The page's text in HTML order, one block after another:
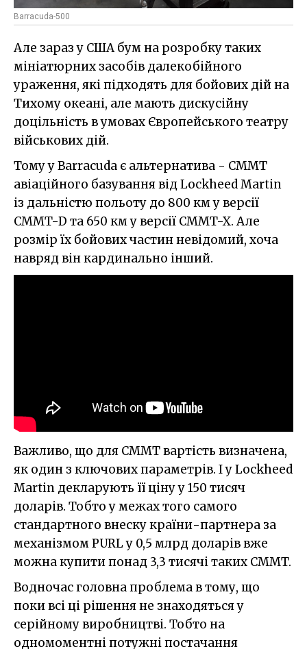
Barracuda-500
Але зараз у США бум на розробку таких
мініатюрних засобів далекобійного
ураження, які підходять для бойових дій на
Тихому океані, але мають дискусійну
доцільність в умовах Європейського театру
військових дій.
Тому у Barracuda є альтернатива - CMMT
авіаційного базування від Lockheed Martin
із дальністю польоту до 800 км у версії
CMMT-D та 650 км у версії CMMT-X. Але
розмір їх бойових частин невідомий, хоча
навряд він кардинально інший.
Важливо, що для CMMT вартість визначена,
як один з ключових параметрів. І у Lockheed
Martin декларують її ціну у 150 тисяч
доларів. Тобто у межах того самого
стандартного внеску країни-партнера за
механізмом PURL у 0,5 млрд доларів вже
можна купити понад 3,3 тисячі таких CMMT.
Водночас головна проблема в тому, що
поки всі ці рішення не знаходяться у
серійному виробництві. Тобто на
одномоментні потужні постачання